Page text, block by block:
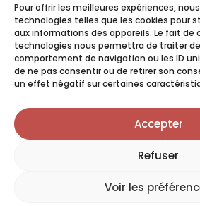
Pour offrir les meilleures expériences,
technologies telles que les cookies pour
aux informations des appareils. Le fait de
technologies nous permettra de traiter
comportement de navigation ou les ID
de ne pas consentir ou de retirer son
un effet négatif sur certaines
Accepter
Refuser
Voir les
meilleur prix livraison
Betahistine en ligne sans
Medrol sans ordonnance
Theophylline sans
Acheter Cymbalta livraison
Achat Hydrochlorothiazide
ordonnance–Achat Zofran
Acheter
livraison rapide–Acheter
Acheter Lisinopril